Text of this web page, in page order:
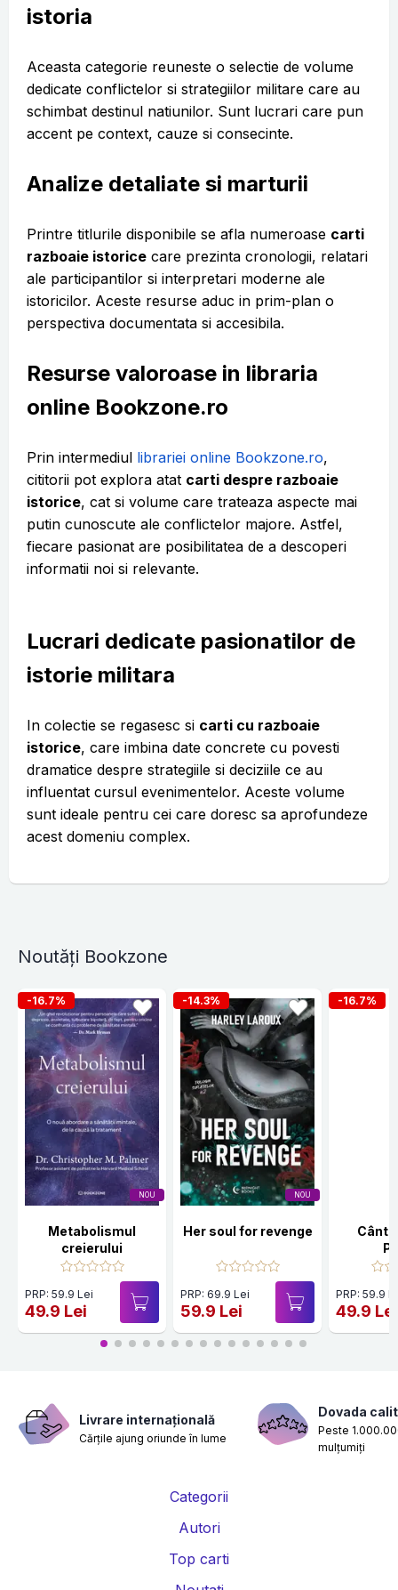
istoria
Aceasta categorie reuneste o selectie de volume
dedicate conflictelor si strategiilor militare care au
schimbat destinul natiunilor. Sunt lucrari care pun
accent pe context, cauze si consecinte.
Analize detaliate si marturii
Printre titlurile disponibile se afla numeroase carti
razboaie istorice care prezinta cronologii, relatari
ale participantilor si interpretari moderne ale
istoricilor. Aceste resurse aduc in prim-plan o
perspectiva documentata si accesibila.
Resurse valoroase in libraria
online Bookzone.ro
Prin intermediul librariei online Bookzone.ro,
cititorii pot explora atat carti despre razboaie
istorice, cat si volume care trateaza aspecte mai
putin cunoscute ale conflictelor majore. Astfel,
fiecare pasionat are posibilitatea de a descoperi
informatii noi si relevante.
Lucrari dedicate pasionatilor de
istorie militara
In colectie se regasesc si carti cu razboaie
istorice, care imbina date concrete cu povesti
dramatice despre strategiile si deciziile ce au
influentat cursul evenimentelor. Aceste volume
sunt ideale pentru cei care doresc sa aprofundeze
acest domeniu complex.
Noutăți Bookzone
NOU
-16.7%
Metabolismul
creierului
PRP: 59.9 Lei
49.9 Lei
NOU
-14.3%
Her soul for revenge
PRP: 69.9 Lei
59.9 Lei
-16.7%
PRP: 59.9
49.9 Lei
Livrare internațională
Cărțile ajung oriunde în lume
Dovada
Peste
mulțumiți
Categorii
Autori
Top carti